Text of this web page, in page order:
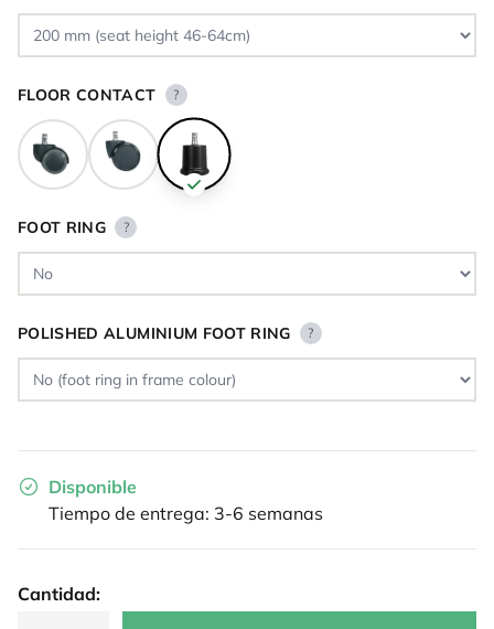
FLOOR CONTACT ?
FOOT RING ?
POLISHED ALUMINIUM FOOT RING ?
Disponible
Tiempo de entrega: 3-6 semanas
Cantidad: